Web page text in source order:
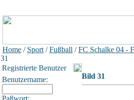
Home / Sport /Fußball /FC Schalke 04 -
31
Registrierte Benutzer
Benutzername:
Paßwort:
Bild 31